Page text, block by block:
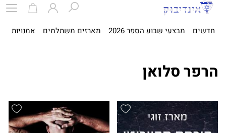
חדשים מבצעי שבוע הספר 2026 מארזים משתלמים אמנויות
הרפר סלואן